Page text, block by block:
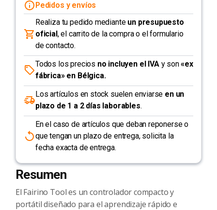
Pedidos y envíos
Realiza tu pedido mediante un presupuesto
oficial, el carrito de la compra o el formulario
de contacto.
Todos los precios no incluyen el IVAy son«ex
fábrica» en Bélgica.
Los artículos en stock suelen enviarse en un
plazo de 1 a 2 días laborables.
En el caso de artículos que deban reponerse o
que tengan un plazo de entrega, solicita la
fecha exacta de entrega.
Resumen
El Fairino Tool es un controlador compacto y
portátil diseñado para el aprendizaje rápido e